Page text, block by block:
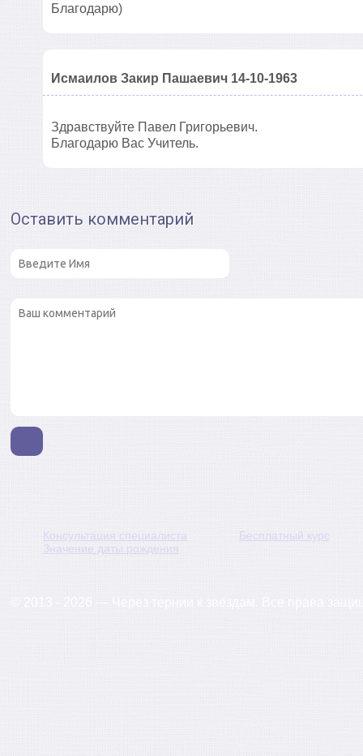
Благодарю)
Исмаилов Закир Пашаевич 14-10-1963
Здравствуйте Павел Григорьевич.
Благодарю Вас Учитель.
Оставить комментарий
Консультация специалиста
Бесплатный курс
Значение даты рождения
© 2013 - 2026 — Через тернии к звёздам. Все права